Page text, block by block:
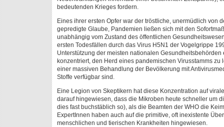
bedeutenden Krieges fordern.
Eines ihrer ersten Opfer war der tröstliche, unermüdlich von
gepredigte Glaube, Pandemien ließen sich mit den
unabhängig vom Zustand des öffentlichen
ersten Todesfällen durch das Virus H5N1 der Vogelgrippe
Unterstützung der meisten nationalen
konzentriert, den Herd eines pandemischen Virusstamms
einer massiven Behandlung der Bevölkerung mit
Stoffe verfügbar sind.
Eine Legion von Skeptikern hat diese Konzentration auf
darauf hingewiesen, dass die Mikroben heute schneller um
dies fast buchstäblich so), als die Beamten der WHO die
ExpertInnen haben auch auf die primitive, oft inexistente
menschlichen und tierischen Krankheiten hingewiesen.